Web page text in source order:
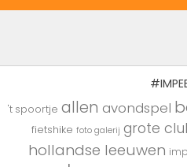
't spoortje allen avondspel
fietshike foto galerij grote
hollandse leeuwen